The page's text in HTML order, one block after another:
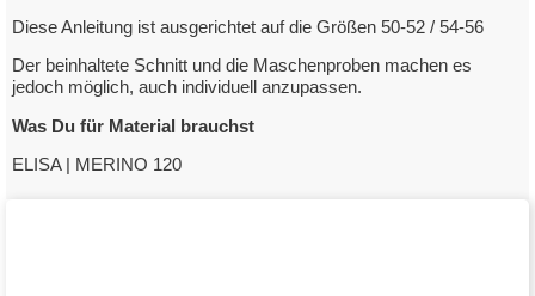
Diese Anleitung ist ausgerichtet auf die Größen 50-52 / 54-56
Der beinhaltete Schnitt und die Maschenproben machen es
jedoch möglich, auch individuell anzupassen.
Was Du für Material brauchst
ELISA | MERINO 120